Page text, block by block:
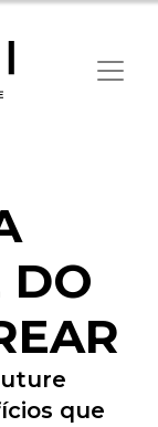
DO
que